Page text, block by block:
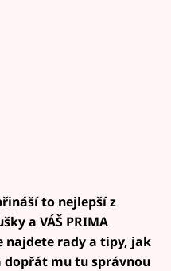
to nejlepší z
a VÁŠ PRIMA
najdete rady a tipy, jak
dopřát mu tu správnou